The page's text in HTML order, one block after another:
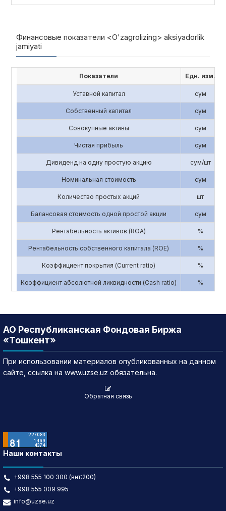
Финансовые показатели <O'zagrolizing> aksiyadorlik
jamiyati
Показатели Едн. изм.
Уставной капитал сум
Собственный капитал сум
Совокупные активы сум
Чистая прибыль сум
Дивиденд на одну простую акцию сум/шт
Номинальная стоимость сум
Количество простых акций шт
Балансовая стоимость одной простой акции сум
Рентабельность активов (ROA) %
Рентабельность собственного капитала (ROE) %
Коэффициент покрытия (Current ratio) %
Коэффициент абсолютной ликвидности (Cash ratio) %
АО Республиканская Фондовая Биржа
«Тошкент»
При использовании материалов опубликованных на данном
сайте, ссылка на www.uzse.uz обязательна.
Обратная связь
Наши контакты
+998 555 100 300 (внт:200)
+998 555 009 995
info@uzse.uz